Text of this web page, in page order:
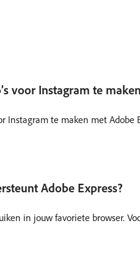
voor Instagram te
Instagram te maken met
Adobe Express?
in jouw favoriete browser.